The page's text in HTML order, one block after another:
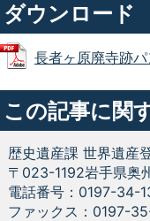
ダウンロード
長者ヶ原廃寺跡
この記事に関
歴史遺産課 世界遺産
〒023-1192岩手県奥
電話番号：0197-34-
ファックス：0197-